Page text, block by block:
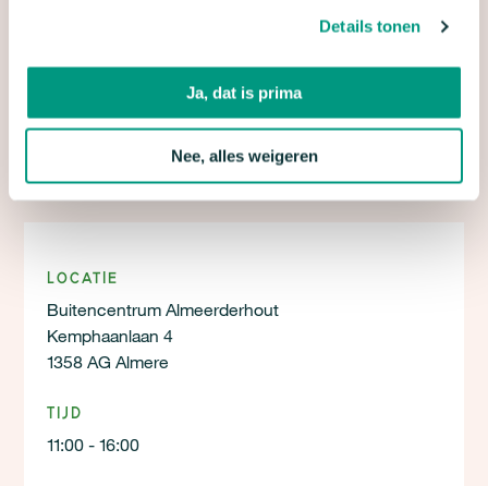
Details tonen
Ja, dat is prima
Nee, alles weigeren
Locatie
Buitencentrum Almeerderhout
Kemphaanlaan 4
1358 AG Almere
Tijd
11:00 - 16:00